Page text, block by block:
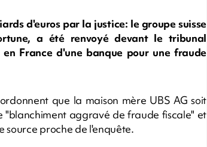
d'euros par la justice: le groupe suisse
a été renvoyé devant le tribunal
France d'une banque pour une fraude
que la maison mère UBS AG soit
aggravé de fraude fiscale" et
source proche de l'enquête.